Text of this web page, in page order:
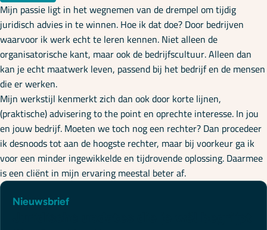
Mijn passie ligt in het wegnemen van de drempel om tijdig
juridisch advies in te winnen. Hoe ik dat doe? Door bedrijven
waarvoor ik werk echt te leren kennen. Niet alleen de
organisatorische kant, maar ook de bedrijfscultuur. Alleen dan
kan je echt maatwerk leven, passend bij het bedrijf en de mensen
die er werken.
Mijn werkstijl kenmerkt zich dan ook door korte lijnen,
(praktische) advisering to the point en oprechte interesse. In jou
en jouw bedrijf. Moeten we toch nog een rechter? Dan procedeer
ik desnoods tot aan de hoogste rechter, maar bij voorkeur ga ik
voor een minder ingewikkelde en tijdrovende oplossing. Daarmee
is een cliënt in mijn ervaring meestal beter af.
Nieuwsbrief